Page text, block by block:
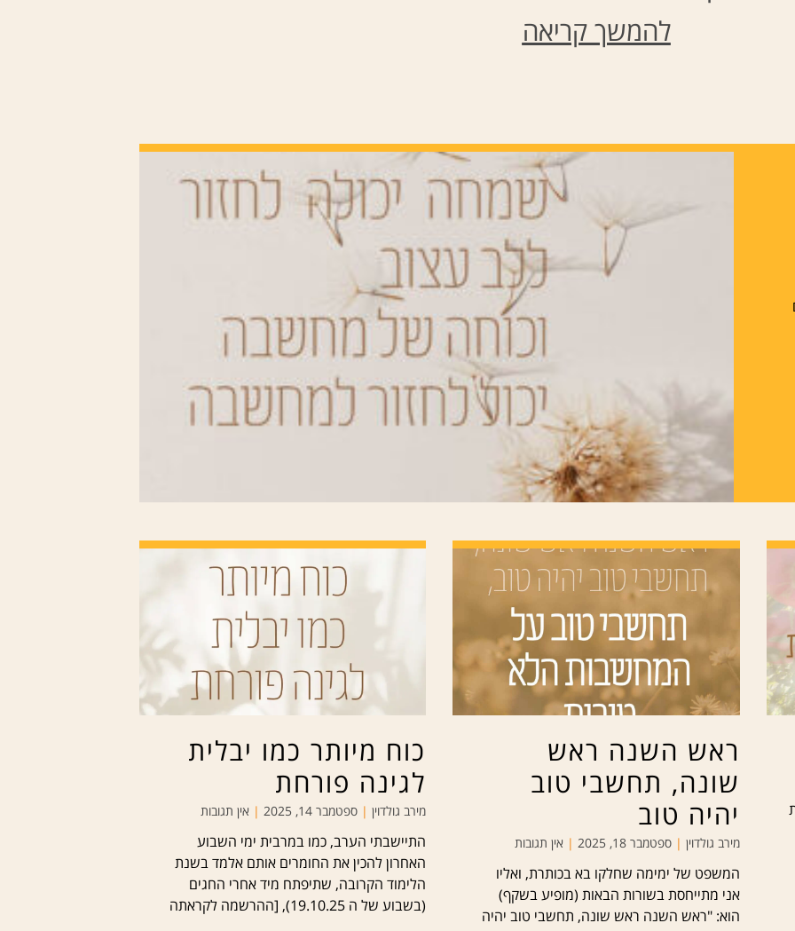
להמשך קריאה
ראש השנה ראש
שונה, תחשבי טוב
יהיה טוב
מירב גולדוין ספטמבר 18, 2025 אין תגובות
המשפט של ימימה שחלקו בא בכותרת, ואליו
אני מתייחסת בשורות הבאות (מופיע בשקף)
הוא: "ראש השנה ראש שונה, תחשבי טוב יהיה
כוח מיותר כמו יבלית
לגינה פורחת
מירב גולדוין ספטמבר 14, 2025 אין תגובות
התיישבתי הערב, כמו במרבית ימי השבוע
האחרון להכין את החומרים אותם אלמד בשנת
הלימוד הקרובה, שתיפתח מיד אחרי החגים
(בשבוע של ה 19.10.25), [ההרשמה לקראתה